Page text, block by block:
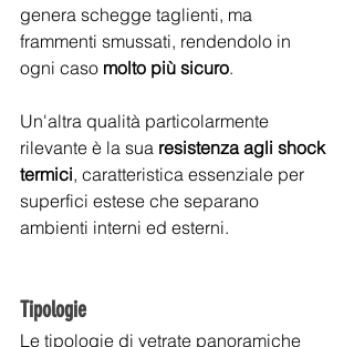
genera schegge taglienti, ma
frammenti smussati, rendendolo in
ogni caso molto più sicuro.
Un'altra qualità particolarmente
rilevante è la sua resistenza agli shock
termici, caratteristica essenziale per
superfici estese che separano
ambienti interni ed esterni.
Tipologie
Le tipologie di vetrate panoramiche